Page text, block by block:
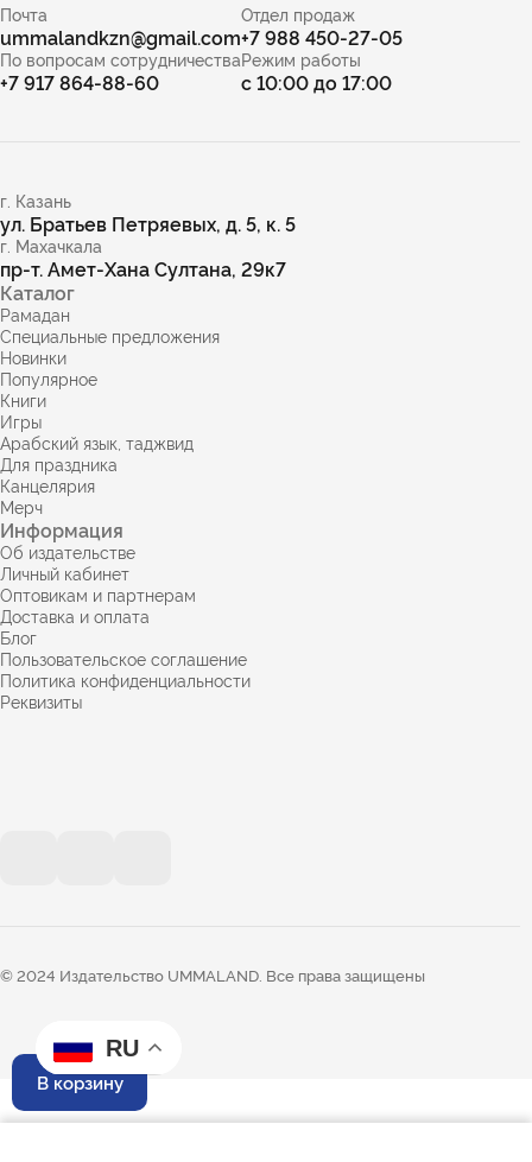
В корзину
Почта
ummalandkzn@gmail.com
Отдел продаж
+7 988 450-27-05
По вопросам сотрудничества
+7 917 864-88-60
Режим работы
с 10:00 до 17:00
г. Казань
ул. Братьев Петряевых, д. 5, к. 5
г. Махачкала
пр-т. Амет-Хана Султана, 29к7
Каталог
Рамадан
Специальные предложения
Новинки
Популярное
Книги
Игры
Арабский язык, таджвид
Для праздника
Канцелярия
Мерч
Информация
Об издательстве
Личный кабинет
Оптовикам и партнерам
Доставка и оплата
Блог
Пользовательское соглашение
Политика конфиденциальности
Реквизиты
© 2024 Издательство UMMALAND. Все права защищены
RU